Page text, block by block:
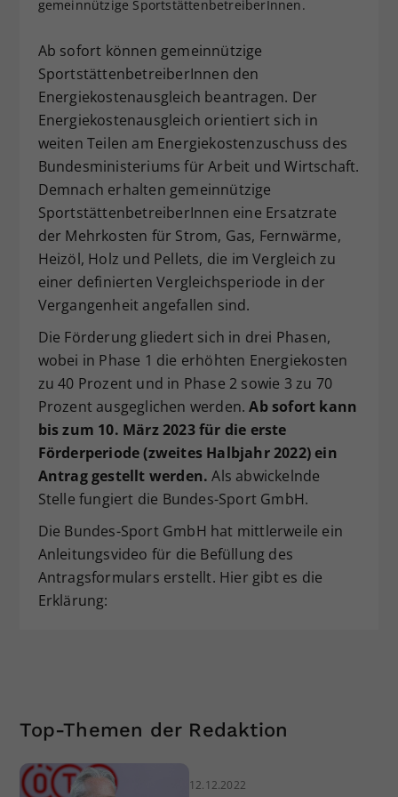
gemeinnützige SportstättenbetreiberInnen.
Ab sofort können gemeinnützige
SportstättenbetreiberInnen den
Energiekostenausgleich beantragen. Der
Energiekostenausgleich orientiert sich in
weiten Teilen am Energiekostenzuschuss des
Bundesministeriums für Arbeit und Wirtschaft.
Demnach erhalten gemeinnützige
SportstättenbetreiberInnen eine Ersatzrate
der Mehrkosten für Strom, Gas, Fernwärme,
Heizöl, Holz und Pellets, die im Vergleich zu
einer definierten Vergleichsperiode in der
Vergangenheit angefallen sind.
Die Förderung gliedert sich in drei Phasen,
wobei in Phase 1 die erhöhten Energiekosten
zu 40 Prozent und in Phase 2 sowie 3 zu 70
Prozent ausgeglichen werden.Ab sofort kann
bis zum 10. März 2023 für die erste
Förderperiode (zweites Halbjahr 2022) ein
Antrag gestellt werden. Als abwickelnde
Stelle fungiert die Bundes-Sport GmbH.
Die Bundes-Sport GmbH hat mittlerweile ein
Anleitungsvideo für die Befüllung des
Antragsformulars erstellt. Hier gibt es die
Erklärung:
Top-Themen der Redaktion
12.12.2022
Zweck
Einstellungen. Unter anderem eine
zufällig generierte ID, für die
historische Speicherung Ihrer
vorgenommen Einstellungen, falls der
Webseiten-Betreiber dies eingestellt
hat.